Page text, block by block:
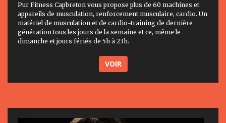
Pur Fitness Capbreton vous propose plus de 60 machines et
appareils de musculation, renforcement musculaire, cardio. Un
matériel de musculation et de cardio-training de dernière
génération tous les jours de la semaine et ce, même le
dimanche et jours fériés de 5h à 23h.
VOIR